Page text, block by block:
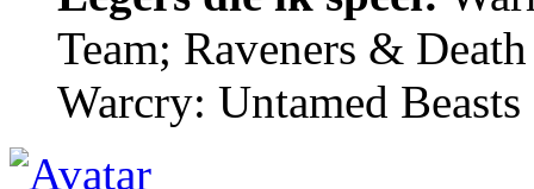
Team; Raveners &
Warcry: Untamed Beasts